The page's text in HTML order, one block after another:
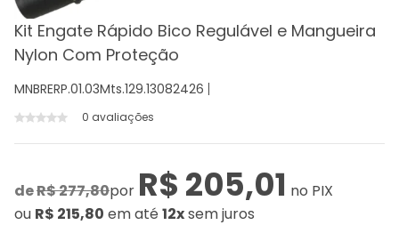
Kit Engate Rápido Bico Regulável e Mangueira
Nylon Com Proteção
MNBRERP.01.03Mts.129.13082426
0 avaliações
deR$ 277,80por R$ 205,01 no PIX
ou R$ 215,80 em até 12xsem juros